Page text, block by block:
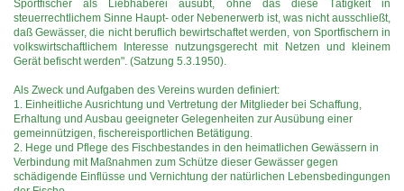
Sportfischer als Liebhaberei ausübt, ohne das diese Tätigkeit in
steuerrechtlichem Sinne Haupt- oder Nebenerwerb ist, was nicht ausschließt,
daß Gewässer, die nicht beruflich bewirtschaftet werden, von Sportfischern in
volkswirtschaftlichem Interesse nutzungsgerecht mit Netzen und kleinem
Gerät befischt werden". (Satzung 5.3.1950).
Als Zweck und Aufgaben des Vereins wurden definiert:
1. Einheitliche Ausrichtung und Vertretung der Mitglieder bei Schaffung,
Erhaltung und Ausbau geeigneter Gelegenheiten zur Ausübung einer
gemeinnützigen, fischereisportlichen Betätigung.
2. Hege und Pflege des Fischbestandes in den heimatlichen Gewässern in
Verbindung mit Maßnahmen zum Schütze dieser Gewässer gegen
schädigende Einflüsse und Vernichtung der natürlichen Lebensbedingungen